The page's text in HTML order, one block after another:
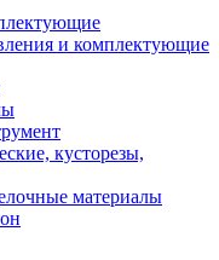
и комплектующие
кусторезы,
материалы